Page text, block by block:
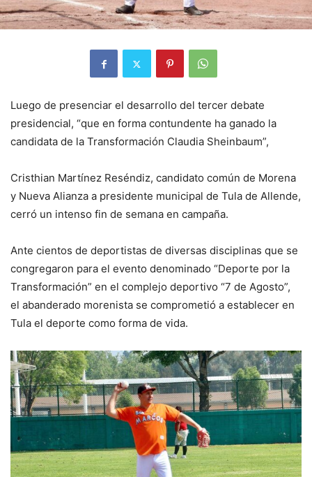
Luego de presenciar el desarrollo del tercer debate
presidencial, “que en forma contundente ha ganado la
candidata de la Transformación Claudia Sheinbaum”,
Cristhian Martínez Reséndiz, candidato común de Morena
y Nueva Alianza a presidente municipal de Tula de Allende,
cerró un intenso fin de semana en campaña.
Ante cientos de deportistas de diversas disciplinas que se
congregaron para el evento denominado “Deporte por la
Transformación” en el complejo deportivo “7 de Agosto”,
el abanderado morenista se comprometió a establecer en
Tula el deporte como forma de vida.